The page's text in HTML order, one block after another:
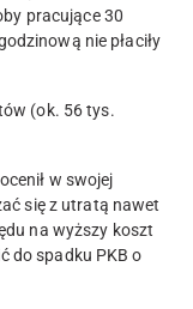
pracujące 30
nie płaciły
(ok. 56 tys.
w swojej
się z utratą nawet
na wyższy koszt
do spadku PKB o